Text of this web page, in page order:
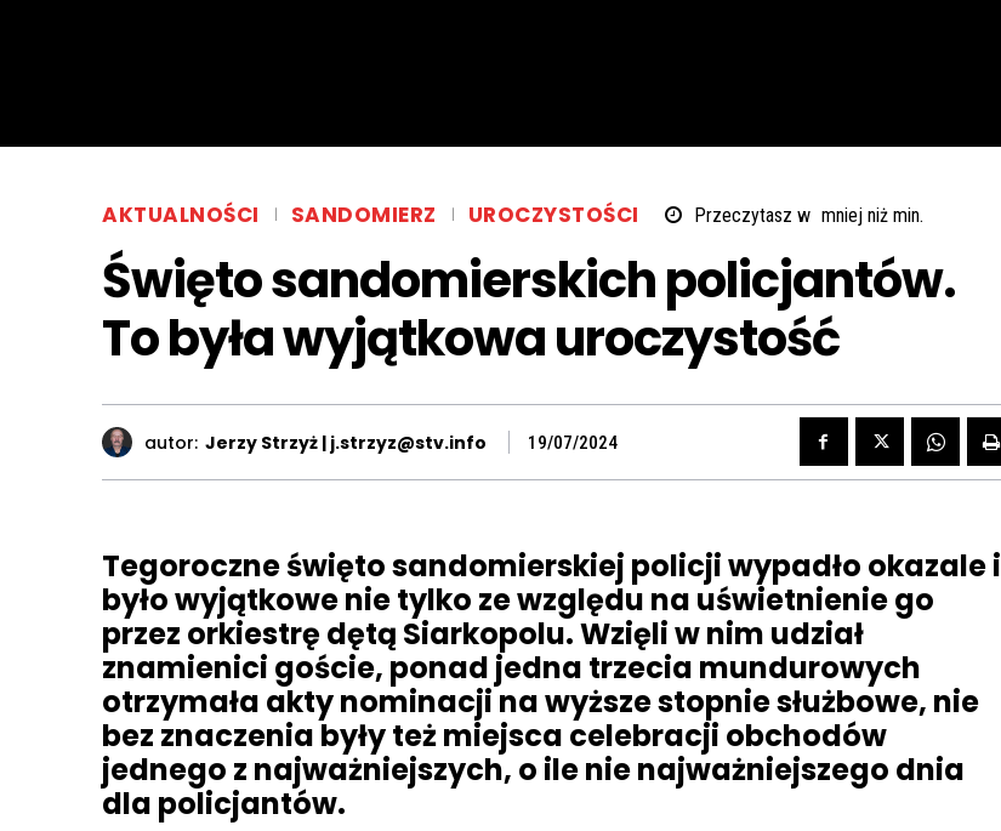
AKTUALNOŚCI SANDOMIERZ UROCZYSTOŚCI Przeczytasz w mniej niżmin.
Święto sandomierskich policjantów.
To była wyjątkowa uroczystość
autor: Jerzy Strzyż | j.strzyz@stv.info 19/07/2024
Tegoroczne święto sandomierskiej policji wypadło okazale i
było wyjątkowe nie tylko ze względu na uświetnienie go
przez orkiestrę dętą Siarkopolu. Wzięli w nim udział
znamienici goście, ponad jedna trzecia mundurowych
otrzymała akty nominacji na wyższe stopnie służbowe, nie
bez znaczenia były też miejsca celebracji obchodów
jednego z najważniejszych, o ile nie najważniejszego dnia
dla policjantów.